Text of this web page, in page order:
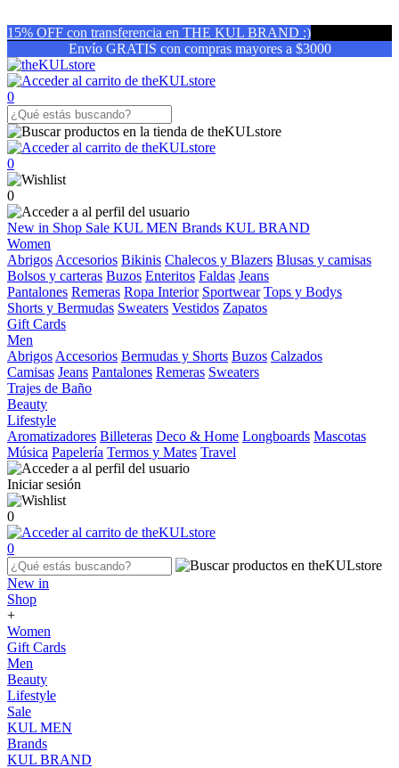
15% OFF con transferencia en THE KUL BRAND :)
Envío GRATIS con compras mayores a $3000
0
0
0
New in Shop Sale KUL MEN Brands KUL BRAND
Women
Abrigos Accesorios Bikinis Chalecos y Blazers Blusas y camisas
Bolsos y carteras Buzos Enteritos Faldas Jeans
Pantalones Remeras Ropa Interior Sportwear Tops y Bodys
Shorts y Bermudas Sweaters Vestidos Zapatos
Gift Cards
Men
Abrigos Accesorios Bermudas y Shorts Buzos Calzados
Camisas Jeans Pantalones Remeras Sweaters
Trajes de Baño
Beauty
Lifestyle
Aromatizadores Billeteras Deco & Home Longboards Mascotas
Música Papelería Termos y Mates Travel
Iniciar sesión
0
0
New in
Shop
+
Women
Gift Cards
Men
Beauty
Lifestyle
Sale
KUL MEN
Brands
KUL BRAND